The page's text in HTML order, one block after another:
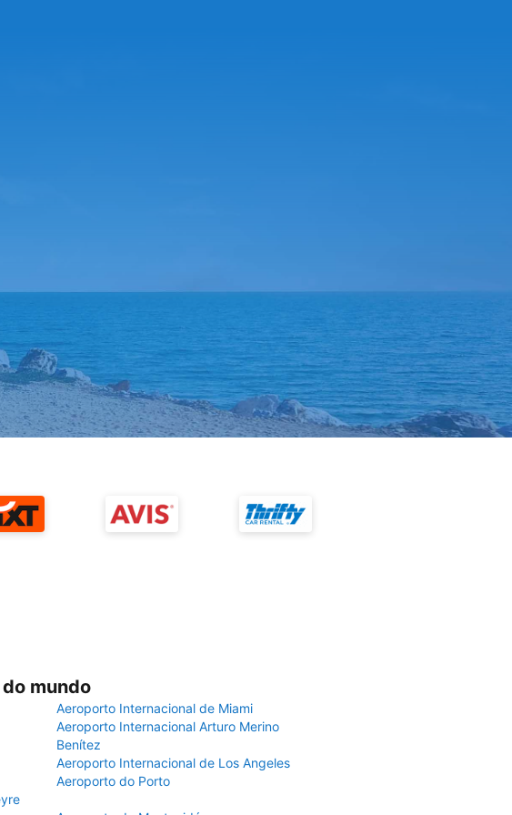
mundo
Aeroporto Internacional de Miami
Aeroporto Internacional Arturo Merino
Benítez
Aeroporto Internacional de Los Angeles
Aeroporto do Porto